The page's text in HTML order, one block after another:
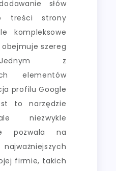
słów
treści strony
kompleksowe
szereg
z
elementów
profilu Google
to narzędzie
niezwykle
pozwala na
firmie, takich